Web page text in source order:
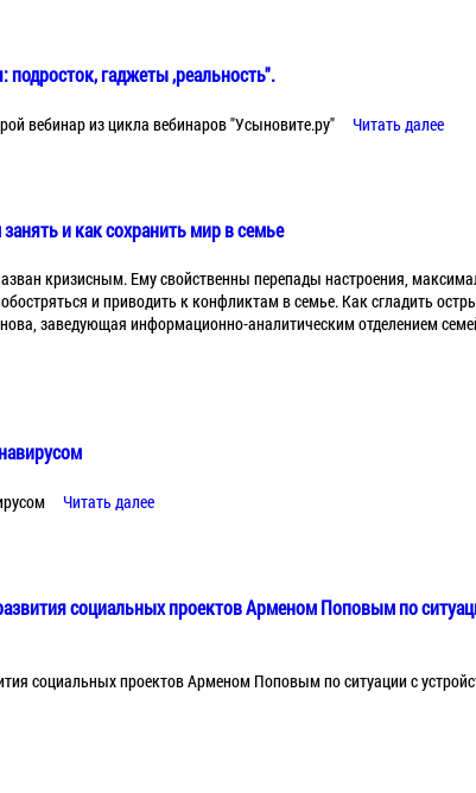
гаджеты ,реальность".
вебинар из цикла вебинаров "Усыновите.ру" Читать далее
и как сохранить мир в семье
кризисным. Ему свойственны перепады настроения,
и приводить к конфликтам в семье. Как сгладить
заведующая информационно-аналитическим отделением
Читать далее
социальных проектов Арменом Поповым по
социальных проектов Арменом Поповым по ситуации с